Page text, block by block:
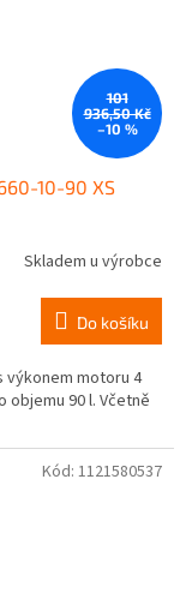
101
936,50 Kč
–10 %
10-90 XS
Skladem u výrobce
Do košíku
motoru 4
objemu 90 l. Včetně
Kód: 1121580537